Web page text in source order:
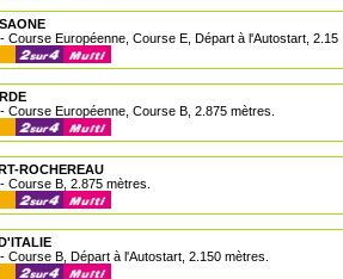
Course Européenne, Course E, Départ à l'Autostart, 2.15
Course Européenne, Course B, 2.875 mètres.
ROCHEREAU
Course B, 2.875 mètres.
Course B, Départ à l'Autostart, 2.150 mètres.